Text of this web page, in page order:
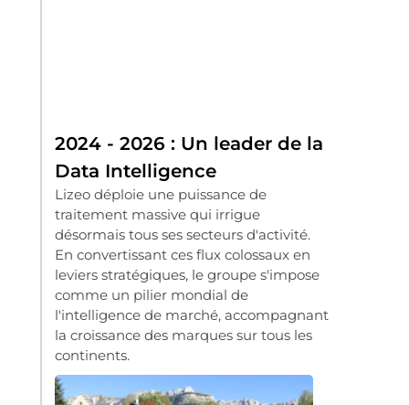
2024 - 2026 : Un leader de la
Data Intelligence
Lizeo déploie une puissance de
traitement massive qui irrigue
désormais tous ses secteurs d'activité.
En convertissant ces flux colossaux en
leviers stratégiques, le groupe s'impose
comme un pilier mondial de
l'intelligence de marché, accompagnant
la croissance des marques sur tous les
continents.